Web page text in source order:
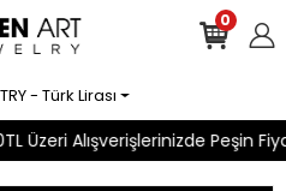
Üzeri Alışverişlerinizde Peşin
0
TRY - Türk Lirası